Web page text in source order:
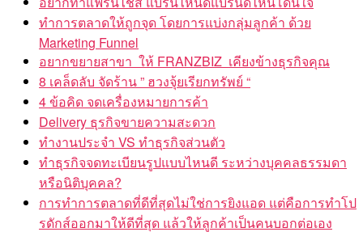
ทำการตลาดให้ถูกจุด โดยการแบ่งกลุ่มลูกค้า ด้วย
Marketing Funnel
อยากขยายสาขา ให้ FRANZBIZ เคียงข้างธุรกิจคุณ
8 เคล็ดลับ จัดร้าน ” ฮวงจุ้ยเรียกทรัพย์ “
4 ข้อคิด จดเครื่องหมายการค้า
Delivery ธุรกิจขายความสะดวก
ทำงานประจำ VS ทำธุรกิจส่วนตัว
ทำธุรกิจจดทะเบียนรูปแบบไหนดี ระหว่างบุคคลธรรมดา
หรือนิติบุคคล?
การทำการตลาดที่ดีที่สุดไม่ใช่การยิงแอด แต่คือการทำโป
รดักส์ออกมาให้ดีที่สุด แล้วให้ลูกค้าเป็นคนบอกต่อเอง